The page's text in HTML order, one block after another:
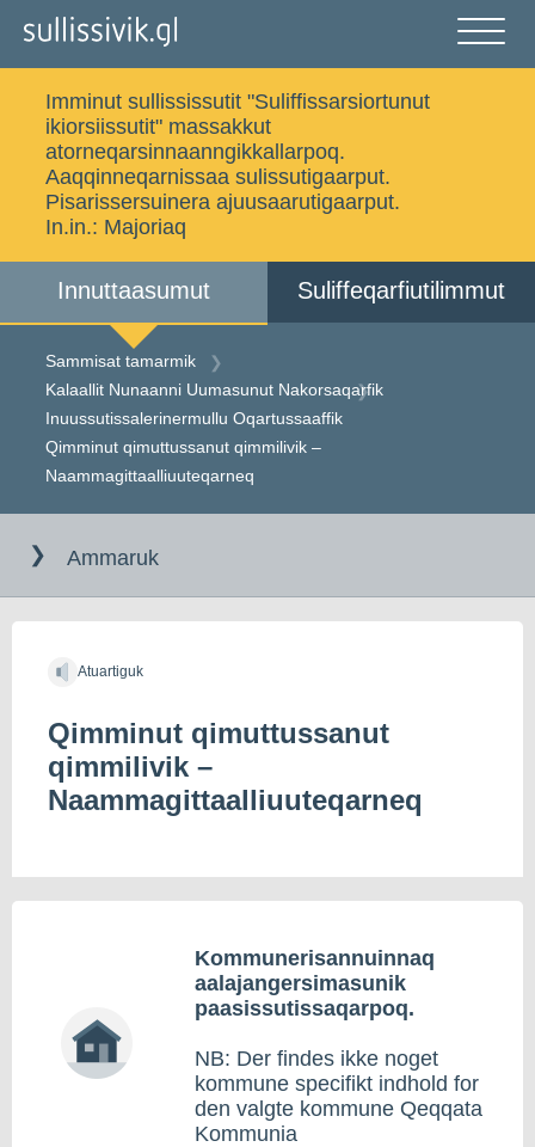
Iserfissaq
Dansk
Imminut sullississutit "Suliffissarsiortunut
ikiorsiissutit" massakkut
atorneqarsinnaanngikkallarpoq.
Aaqqinneqarnissaa sulissutigaarput.
Pisarissersuinera ajuusaarutigaarput.
In.in.: Majoriaq
Innuttaasumut Suliffeqarfiutilimmut
Sammisat tamarmik
Kalaallit Nunaanni Uumasunut Nakorsaqarfik
Inuussutissalerinermullu Oqartussaaffik
Qimminut qimuttussanut qimmilivik –
Naammagittaalliuuteqarneq
indholdet
Ammaruk
Atuartiguk
Qimminut qimuttussanut
qimmilivik –
Naammagittaalliuuteqarneq
Kommunerisannuinnaq
aalajangersimasunik
paasissutissaqarpoq.
NB: Der findes ikke noget
kommune specifikt indhold for
den valgte kommune Qeqqata
Kommunia